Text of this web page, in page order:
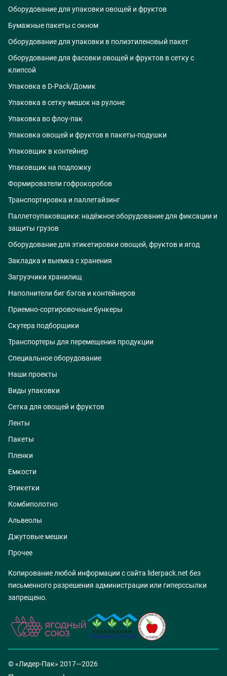
Оборудование для упаковки овощей и фруктов
Бумажные пакеты с окном
Оборудование для упаковки в полиэтиленовый пакет
Оборудование для фасовки овощей и фруктов в сетку с
клипсой
Упаковка в D-Pack/Домик
Упаковка в сетку-мешок на рулоне
Упаковка во флоу-пак
Упаковка овощей и фруктов в пакеты-подушки
Упаковщик в контейнер
Упаковщик на подложку
Формирователи гофрокоробов
Транспортировка и паллетайзинг
Паллетоупаковщики: надёжное оборудование для фиксации и
защиты грузов
Оборудование для этикетировки овощей, фруктов и ягод
Закладка и выемка с хранения
Загрузчики хранилищ
Наполнители биг бэгов и контейнеров
Приемно-сортировочные бункеры
Скутера подборщики
Транспортеры для перемещения продукции
Специальное оборудование
Наши проекты
Виды упаковки
Сетка для овощей и фруктов
Ленты
Пакеты
Пленки
Емкости
Этикетки
Комбиполотно
Альвеолы
Джутовые мешки
Прочее
Копирование любой информации с сайта liderpack.net без
письменного разрешения администрации или гиперссылки
запрещено.
© «Лидер-Пак» 2017—2026